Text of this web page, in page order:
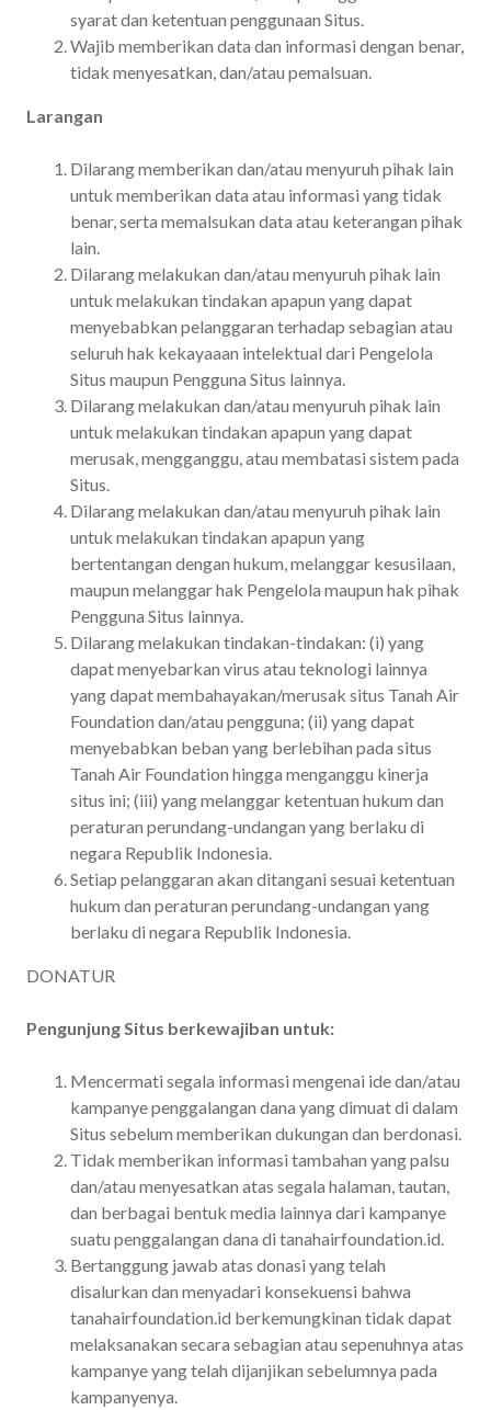
syarat dan ketentuan penggunaan Situs.
Wajib memberikan data dan informasi dengan benar,
tidak menyesatkan, dan/atau pemalsuan.
Larangan
Dilarang memberikan dan/atau menyuruh pihak lain
untuk memberikan data atau informasi yang tidak
benar, serta memalsukan data atau keterangan pihak
lain.
Dilarang melakukan dan/atau menyuruh pihak lain
untuk melakukan tindakan apapun yang dapat
menyebabkan pelanggaran terhadap sebagian atau
seluruh hak kekayaaan intelektual dari Pengelola
Situs maupun Pengguna Situs lainnya.
Dilarang melakukan dan/atau menyuruh pihak lain
untuk melakukan tindakan apapun yang dapat
merusak, mengganggu, atau membatasi sistem pada
Situs.
Dilarang melakukan dan/atau menyuruh pihak lain
untuk melakukan tindakan apapun yang
bertentangan dengan hukum, melanggar kesusilaan,
maupun melanggar hak Pengelola maupun hak pihak
Pengguna Situs lainnya.
Dilarang melakukan tindakan-tindakan: (i) yang
dapat menyebarkan virus atau teknologi lainnya
yang dapat membahayakan/merusak situs Tanah Air
Foundation dan/atau pengguna; (ii) yang dapat
menyebabkan beban yang berlebihan pada situs
Tanah Air Foundation hingga menganggu kinerja
situs ini; (iii) yang melanggar ketentuan hukum dan
peraturan perundang-undangan yang berlaku di
negara Republik Indonesia.
Setiap pelanggaran akan ditangani sesuai ketentuan
hukum dan peraturan perundang-undangan yang
berlaku di negara Republik Indonesia.
DONATUR
Pengunjung Situs berkewajiban untuk:
Mencermati segala informasi mengenai ide dan/atau
kampanye penggalangan dana yang dimuat di dalam
Situs sebelum memberikan dukungan dan berdonasi.
Tidak memberikan informasi tambahan yang palsu
dan/atau menyesatkan atas segala halaman, tautan,
dan berbagai bentuk media lainnya dari kampanye
suatu penggalangan dana di tanahairfoundation.id.
Bertanggung jawab atas donasi yang telah
disalurkan dan menyadari konsekuensi bahwa
tanahairfoundation.id berkemungkinan tidak dapat
melaksanakan secara sebagian atau sepenuhnya atas
kampanye yang telah dijanjikan sebelumnya pada
kampanyenya.